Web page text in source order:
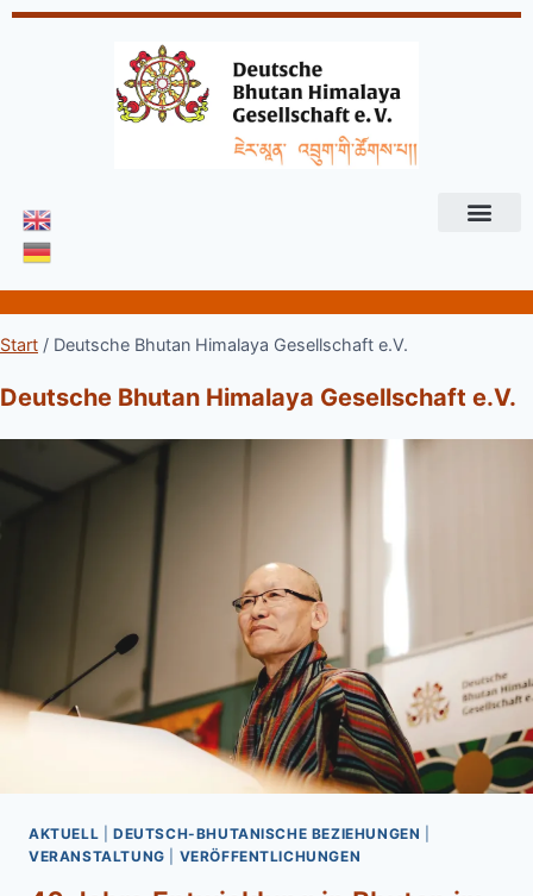
Start / Deutsche Bhutan Himalaya Gesellschaft e.V.
Deutsche Bhutan Himalaya Gesellschaft e.V.
AKTUELL DEUTSCH-BHUTANISCHE BEZIEHUNGEN
VERANSTALTUNG
VERÖFFENTLICHUNGEN